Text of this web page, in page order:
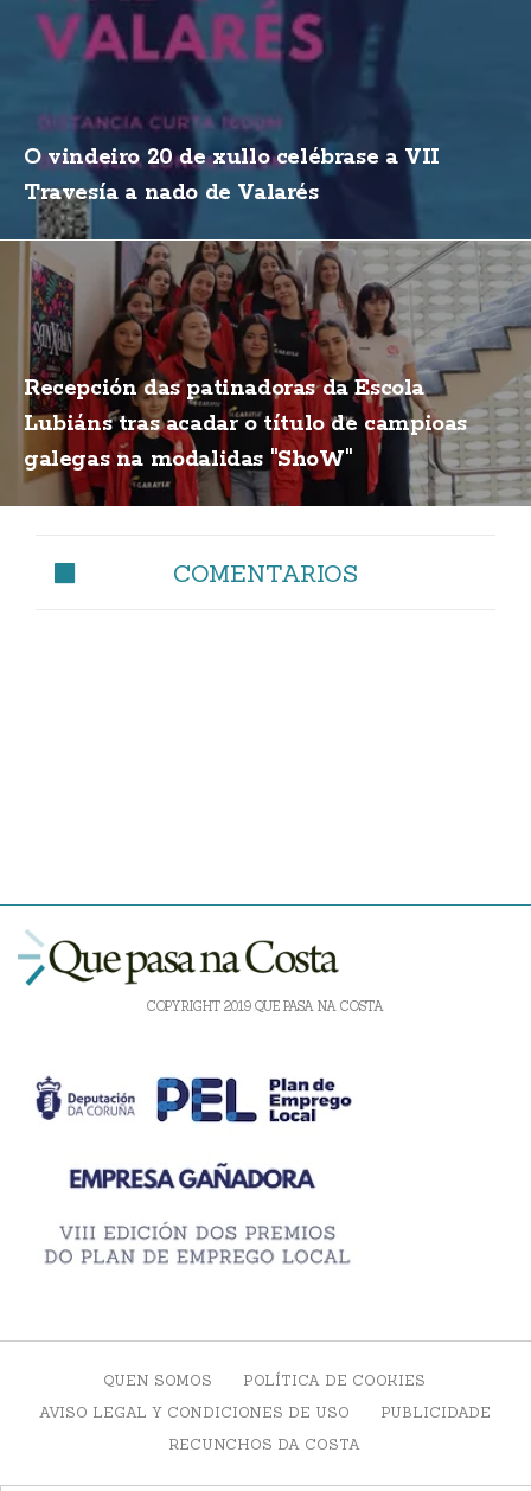
O vindeiro 20 de xullo celébrase a VII
Travesía a nado de Valarés
Recepción das patinadoras da Escola
Lubiáns tras acadar o título de campioas
galegas na modalidas "ShoW"
COMENTARIOS
COPYRIGHT 2019 QUE PASA NA COSTA
QUEN SOMOS
POLÍTICA DE COOKIES
AVISO LEGAL Y CONDICIONES DE USO
PUBLICIDADE
RECUNCHOS DA COSTA